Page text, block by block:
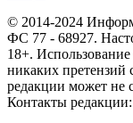
© 2014-2024
ФС 77 - 68927.
18+.
никаких
редакции может не
Контакты